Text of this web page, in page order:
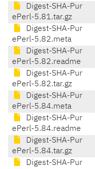
Digest-SHA-Pur
ePerl-5.81.tar.gz
Digest-SHA-Pur
ePerl-5.82.meta
Digest-SHA-Pur
ePerl-5.82.readme
Digest-SHA-Pur
ePerl-5.82.tar.gz
Digest-SHA-Pur
ePerl-5.84.meta
Digest-SHA-Pur
ePerl-5.84.readme
Digest-SHA-Pur
ePerl-5.84.tar.gz
Digest-SHA-Pur